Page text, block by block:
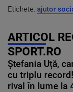
Etichete: ajutor
ARTICOL
SPORT.RO
Ștefania Uță,
cu triplu
rival în lume la